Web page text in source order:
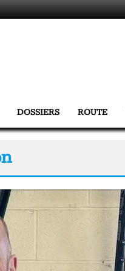
DOSSIERS ROUTE